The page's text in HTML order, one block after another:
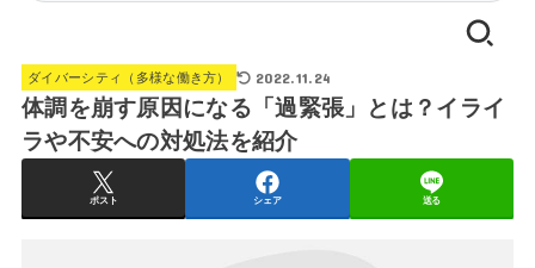
for:
ダイバーシティ（多様な働き方） 2022.11.24
体調を崩す原因になる「過緊張」とは？イライ
ラや不安への対処法を紹介
ポスト シェア 送る